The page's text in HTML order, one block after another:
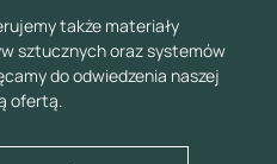
także materiały
sztucznych oraz systemów
do odwiedzenia naszej
ofertą.